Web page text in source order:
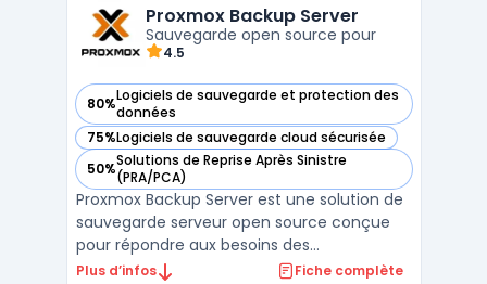
Uranium Backup offre une interface simple
d'utilisati ...
Proxmox Backup Server
Sauvegarde open source pour
4.5
80%Logiciels de sauvegarde et protection des
données
— voir Proxmox Backup Server dans cette catégorie
75%Logiciels de sauvegarde cloud sécurisée
— voir Proxmox Backup Server dans cette catégorie
50%Solutions de Reprise Après Sinistre
(PRA/PCA)
— voir Proxmox Backup Server dans cette catégorie
Proxmox Backup Server est une solution de
sauvegarde serveur open source conçue
pour répondre aux besoins des
environnements de virtualisation et des
Plus d’infos Fiche complète